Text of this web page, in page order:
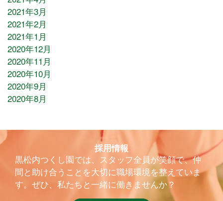
2021年3月
2021年2月
2021年1月
2020年12月
2020年11月
2020年10月
2020年9月
2020年8月
採用情報
黒松内つくし園では、スタッフ全員が笑顔で、仲
間と助け合うことを大切に職場環境を整えていま
す。ぜひ、私たちと一緒に働きませんか？